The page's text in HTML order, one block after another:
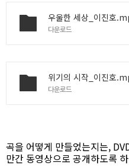
우울한 세상_이진호
다운로드
위기의 시작_이진호
다운로드
곡을 어떻게 만들었는지는,
만간 동영상으로 공개하도록